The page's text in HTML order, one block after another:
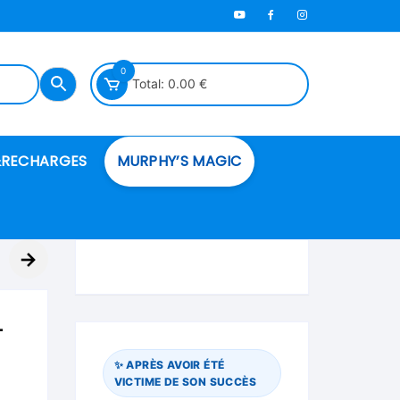
0
Total: 0.00 €
MURPHY’S MAGIC
→
✨ APRÈS AVOIR ÉTÉ
VICTIME DE SON SUCCÈS